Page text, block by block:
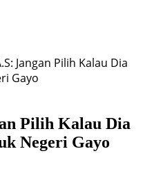
Jangan Pilih Kalau Dia
Gayo
Pilih Kalau Dia
Negeri Gayo